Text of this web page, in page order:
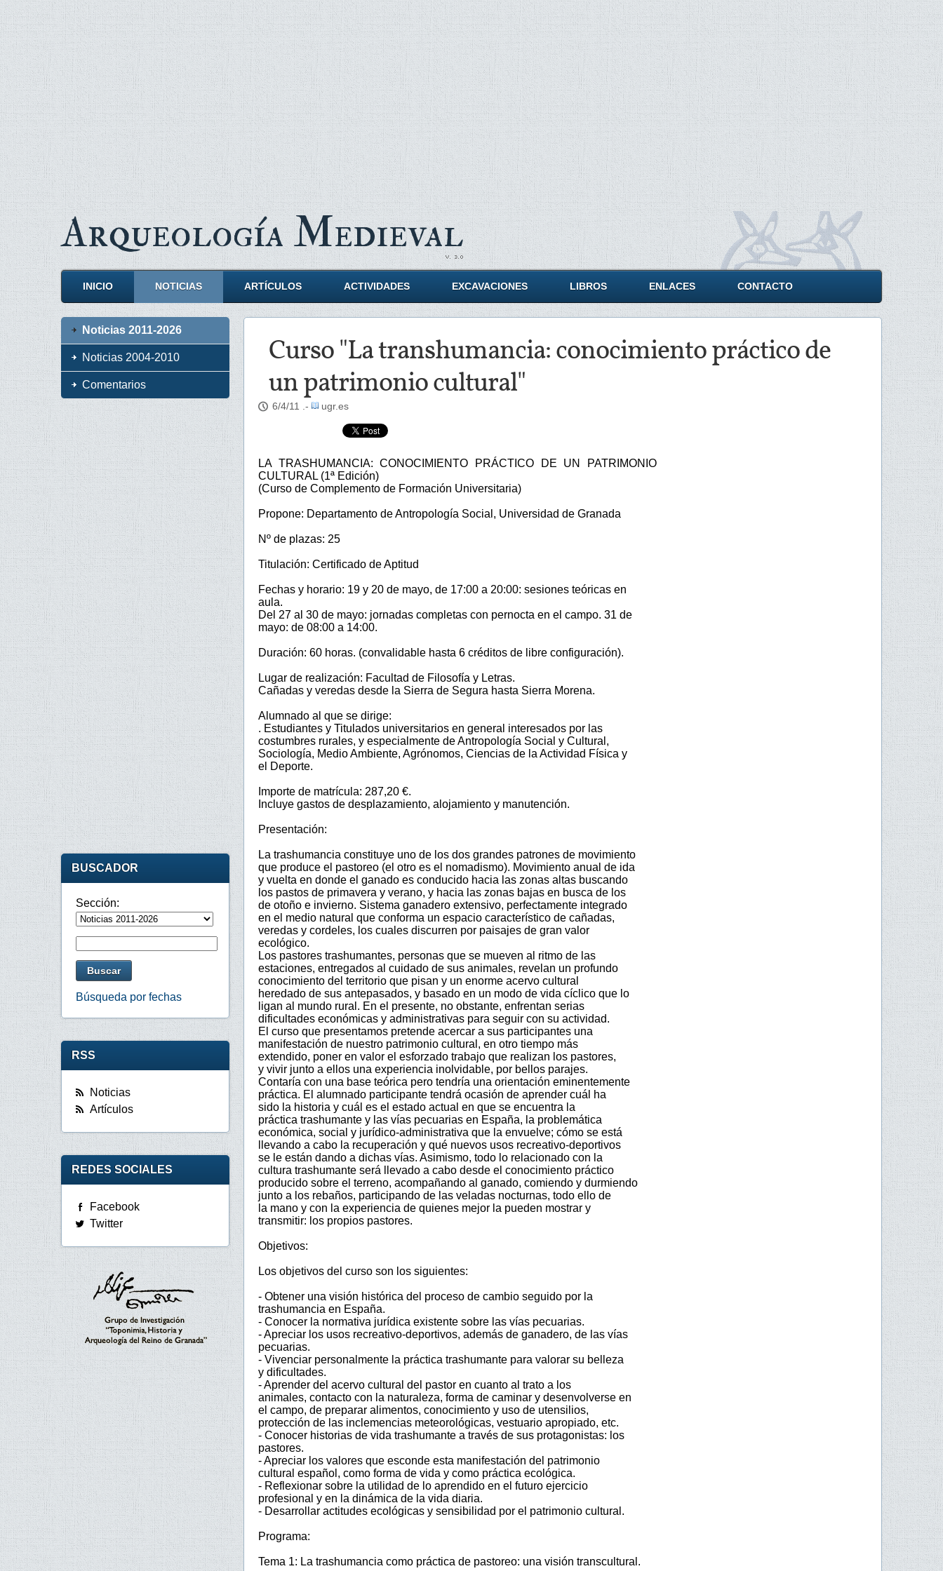
ArqueologíaMedieval
INICIO NOTICIAS ARTÍCULOS ACTIVIDADES EXCAVACIONES LIBROS ENLACES CONTACTO
Curso "La transhumancia: conocimiento práctico de
un patrimonio cultural"
6/4/11 .- ugr.es
LA TRASHUMANCIA: CONOCIMIENTO PRÁCTICO DE UN PATRIMONIO
CULTURAL (1ª Edición)
(Curso de Complemento de Formación Universitaria)
Propone: Departamento de Antropología Social, Universidad de Granada
Nº de plazas: 25
Titulación: Certificado de Aptitud
Fechas y horario: 19 y 20 de mayo, de 17:00 a 20:00: sesiones teóricas en
aula.
Del 27 al 30 de mayo: jornadas completas con pernocta en el campo. 31 de
mayo: de 08:00 a 14:00.
Duración: 60 horas. (convalidable hasta 6 créditos de libre configuración).
Lugar de realización: Facultad de Filosofía y Letras.
Cañadas y veredas desde la Sierra de Segura hasta Sierra Morena.
Alumnado al que se dirige:
. Estudiantes y Titulados universitarios en general interesados por las
costumbres rurales, y especialmente de Antropología Social y Cultural,
Sociología, Medio Ambiente, Agrónomos, Ciencias de la Actividad Física y
el Deporte.
Importe de matrícula: 287,20 €.
Incluye gastos de desplazamiento, alojamiento y manutención.
Presentación:
La trashumancia constituye uno de los dos grandes patrones de movimiento
que produce el pastoreo (el otro es el nomadismo). Movimiento anual de ida
y vuelta en donde el ganado es conducido hacia las zonas altas buscando
los pastos de primavera y verano, y hacia las zonas bajas en busca de los
de otoño e invierno. Sistema ganadero extensivo, perfectamente integrado
en el medio natural que conforma un espacio característico de cañadas,
veredas y cordeles, los cuales discurren por paisajes de gran valor
ecológico.
Los pastores trashumantes, personas que se mueven al ritmo de las
estaciones, entregados al cuidado de sus animales, revelan un profundo
conocimiento del territorio que pisan y un enorme acervo cultural
heredado de sus antepasados, y basado en un modo de vida cíclico que lo
ligan al mundo rural. En el presente, no obstante, enfrentan serias
dificultades económicas y administrativas para seguir con su actividad.
El curso que presentamos pretende acercar a sus participantes una
manifestación de nuestro patrimonio cultural, en otro tiempo más
extendido, poner en valor el esforzado trabajo que realizan los pastores,
y vivir junto a ellos una experiencia inolvidable, por bellos parajes.
Contaría con una base teórica pero tendría una orientación eminentemente
práctica. El alumnado participante tendrá ocasión de aprender cuál ha
sido la historia y cuál es el estado actual en que se encuentra la
práctica trashumante y las vías pecuarias en España, la problemática
económica, social y jurídico-administrativa que la envuelve; cómo se está
llevando a cabo la recuperación y qué nuevos usos recreativo-deportivos
se le están dando a dichas vías. Asimismo, todo lo relacionado con la
cultura trashumante será llevado a cabo desde el conocimiento práctico
producido sobre el terreno, acompañando al ganado, comiendo y durmiendo
junto a los rebaños, participando de las veladas nocturnas, todo ello de
la mano y con la experiencia de quienes mejor la pueden mostrar y
transmitir: los propios pastores.
Objetivos:
Los objetivos del curso son los siguientes:
- Obtener una visión histórica del proceso de cambio seguido por la
trashumancia en España.
- Conocer la normativa jurídica existente sobre las vías pecuarias.
- Apreciar los usos recreativo-deportivos, además de ganadero, de las vías
pecuarias.
- Vivenciar personalmente la práctica trashumante para valorar su belleza
y dificultades.
- Aprender del acervo cultural del pastor en cuanto al trato a los
animales, contacto con la naturaleza, forma de caminar y desenvolverse en
el campo, de preparar alimentos, conocimiento y uso de utensilios,
protección de las inclemencias meteorológicas, vestuario apropiado, etc.
- Conocer historias de vida trashumante a través de sus protagonistas: los
pastores.
- Apreciar los valores que esconde esta manifestación del patrimonio
cultural español, como forma de vida y como práctica ecológica.
- Reflexionar sobre la utilidad de lo aprendido en el futuro ejercicio
profesional y en la dinámica de la vida diaria.
- Desarrollar actitudes ecológicas y sensibilidad por el patrimonio cultural.
Programa:
Tema 1: La trashumancia como práctica de pastoreo: una visión transcultural.
Noticias 2011-2026
Noticias 2004-2010
Comentarios
BUSCADOR
Sección:
Búsqueda por fechas
RSS
Noticias
Artículos
REDES SOCIALES
Facebook
Twitter